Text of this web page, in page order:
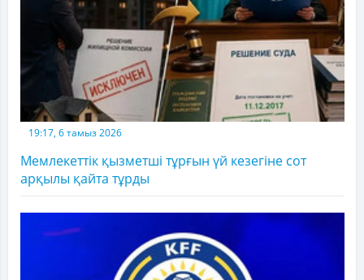
19:17, 6 тамыз 2026
Мемлекеттік қызметші тұрғын үй кезегіне сот
арқылы қайта тұрды